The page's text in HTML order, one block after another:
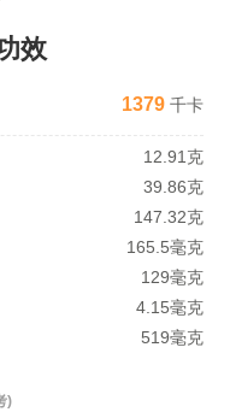
效
1379 千卡
12.91克
39.86克
147.32克
165.5毫克
129毫克
4.15毫克
519毫克
)